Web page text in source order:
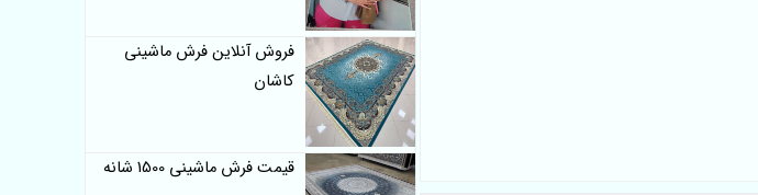
فروش آنلاین فرش ماشینی
کاشان
قیمت فرش ماشینی 1500 شانه